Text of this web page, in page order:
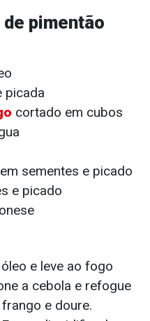
pimentão
picada
cortado em cubos
sementes e picado
e picado
e leve ao fogo
a cebola e refogue
e doure.